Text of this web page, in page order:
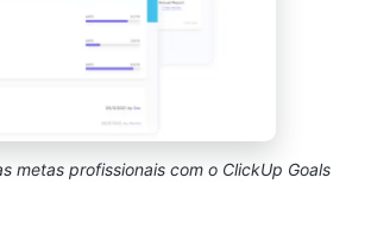
metas profissionais com o ClickUp Goals